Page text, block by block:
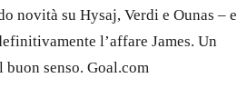
novità su Hysaj, Verdi e Ounas – e
l’affare James. Un
senso. Goal.com